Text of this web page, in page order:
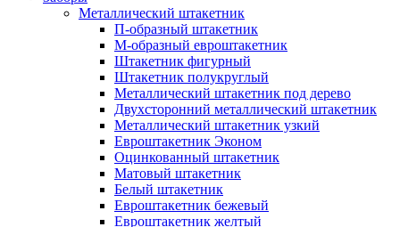
Металлический штакетник
П-образный штакетник
М-образный евроштакетник
Штакетник фигурный
Штакетник полукруглый
Металлический штакетник под дерево
Двухсторонний металлический штакетник
Металлический штакетник узкий
Евроштакетник Эконом
Оцинкованный штакетник
Матовый штакетник
Белый штакетник
Евроштакетник бежевый
Евроштакетник желтый